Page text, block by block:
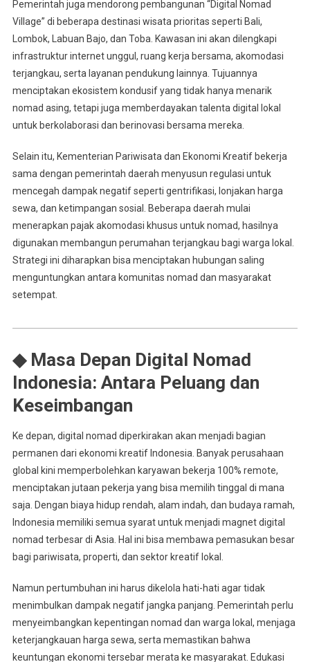
Pemerintah juga mendorong pembangunan “Digital Nomad
Village” di beberapa destinasi wisata prioritas seperti Bali,
Lombok, Labuan Bajo, dan Toba. Kawasan ini akan dilengkapi
infrastruktur internet unggul, ruang kerja bersama, akomodasi
terjangkau, serta layanan pendukung lainnya. Tujuannya
menciptakan ekosistem kondusif yang tidak hanya menarik
nomad asing, tetapi juga memberdayakan talenta digital lokal
untuk berkolaborasi dan berinovasi bersama mereka.
Selain itu, Kementerian Pariwisata dan Ekonomi Kreatif bekerja
sama dengan pemerintah daerah menyusun regulasi untuk
mencegah dampak negatif seperti gentrifikasi, lonjakan harga
sewa, dan ketimpangan sosial. Beberapa daerah mulai
menerapkan pajak akomodasi khusus untuk nomad, hasilnya
digunakan membangun perumahan terjangkau bagi warga lokal.
Strategi ini diharapkan bisa menciptakan hubungan saling
menguntungkan antara komunitas nomad dan masyarakat
setempat.
◆ Masa Depan Digital Nomad
Indonesia: Antara Peluang dan
Keseimbangan
Ke depan, digital nomad diperkirakan akan menjadi bagian
permanen dari ekonomi kreatif Indonesia. Banyak perusahaan
global kini memperbolehkan karyawan bekerja 100% remote,
menciptakan jutaan pekerja yang bisa memilih tinggal di mana
saja. Dengan biaya hidup rendah, alam indah, dan budaya ramah,
Indonesia memiliki semua syarat untuk menjadi magnet digital
nomad terbesar di Asia. Hal ini bisa membawa pemasukan besar
bagi pariwisata, properti, dan sektor kreatif lokal.
Namun pertumbuhan ini harus dikelola hati-hati agar tidak
menimbulkan dampak negatif jangka panjang. Pemerintah perlu
menyeimbangkan kepentingan nomad dan warga lokal, menjaga
keterjangkauan harga sewa, serta memastikan bahwa
keuntungan ekonomi tersebar merata ke masyarakat. Edukasi